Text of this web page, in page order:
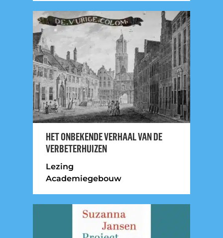
HET ONBEKENDE VERHAAL VAN DE
VERBETERHUIZEN
Lezing
Academiegebouw